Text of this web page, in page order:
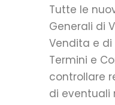
Tutte le
Generali di
Vendita e
Termini e
controllare
di eventuali